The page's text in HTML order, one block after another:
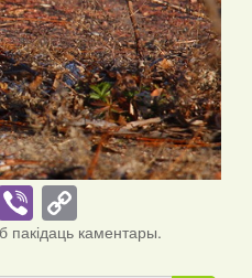
ViberCopy
Link
пакідаць каментары.